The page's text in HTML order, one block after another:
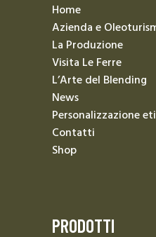
Home
Azienda e
La Produzione
Visita Le Ferre
L’Arte del Blending
News
Personalizzazione
Contatti
Shop
PRODOTTI